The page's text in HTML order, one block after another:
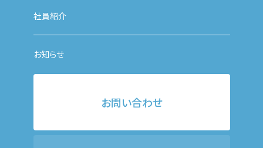
社員紹介
お知らせ
お問い合わせ